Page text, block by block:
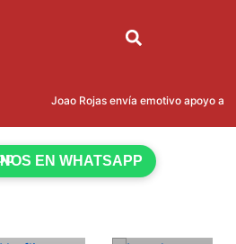
Joao Rojas envía emotivo apoyo a
EN WHATSAPP
12 de
12 de